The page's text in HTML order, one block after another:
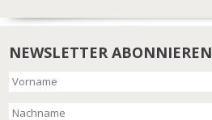
NEWSLETTER ABONNIEREN